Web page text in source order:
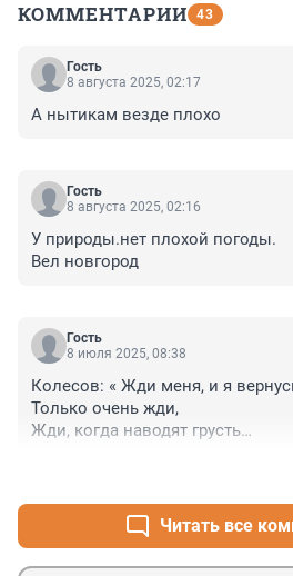
КОММЕНТАРИИ 43
Гость
8 августа 2025, 02:17
А нытикам везде плохо
Гость
8 августа 2025, 02:16
У природы.нет плохой погоды.
Вел новгород
Гость
8 июля 2025, 08:38
Колесов: « Жди меня, и я
Только очень жди,
Жди, когда наводят грусть
Жди, когда других не ждут,
Позабыв вчера.
Жди, когда из дальних мест
Читать все